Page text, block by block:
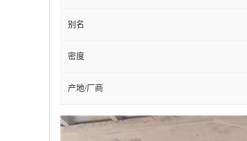
别名
密度
产地/厂商